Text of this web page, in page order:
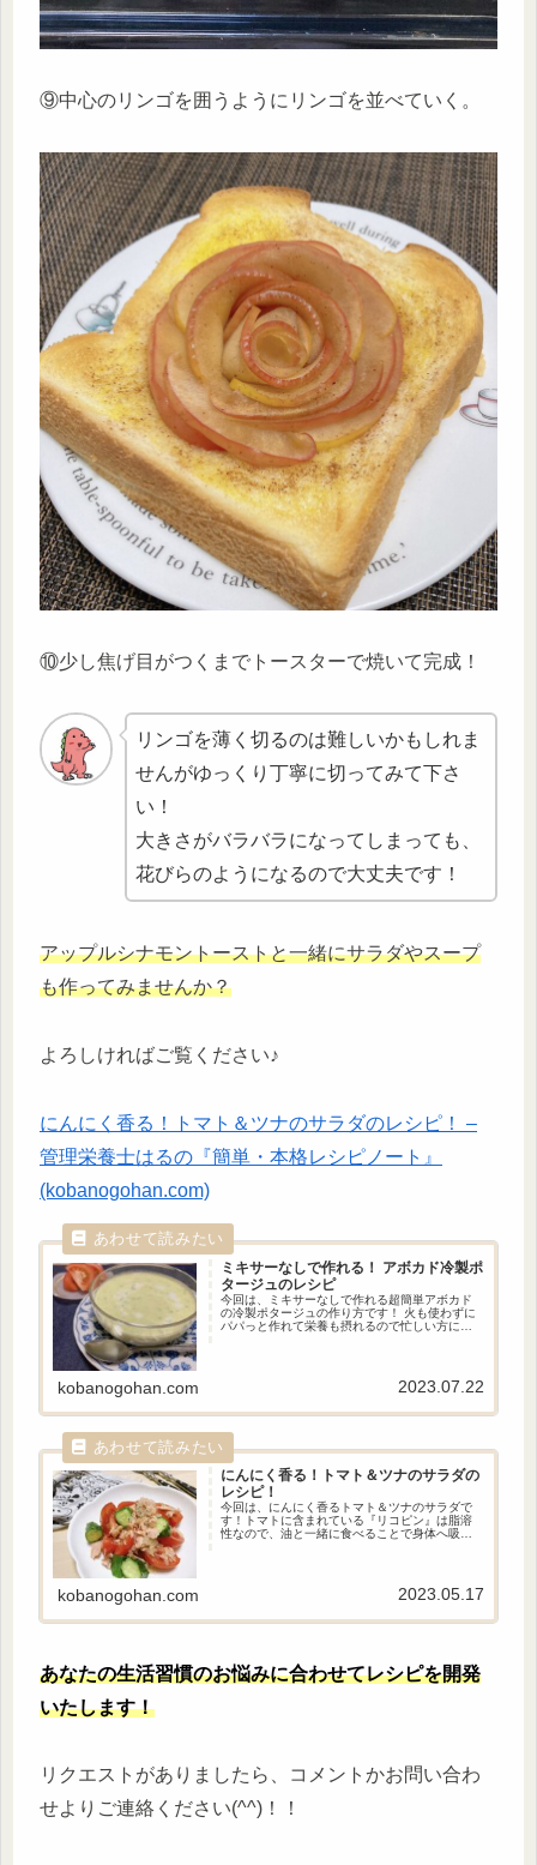
⑨中心のリンゴを囲うようにリンゴを並べていく。
⑩少し焦げ目がつくまでトースターで焼いて完成！
リンゴを薄く切るのは難しいかもしれま
せんがゆっくり丁寧に切ってみて下さ
い！
大きさがバラバラになってしまっても、
花びらのようになるので大丈夫です！
アップルシナモントーストと一緒にサラダやスープ
も作ってみませんか？
よろしければご覧ください♪
にんにく香る！トマト＆ツナのサラダのレシピ！ –
管理栄養士はるの『簡単・本格レシピノート』
(kobanogohan.com)
ミキサーなしで作れる！
アボカド冷製ポ
タージュのレシピ
今回は、ミキサーなしで作れる超簡単アボカド
の冷製ポタージュの作り方です！ 火も使わずに
パパっと作れて栄養も摂れるので忙しい方にピ
kobanogohan.com 2023.07.22
にんにく香る！
トマト＆ツナのサラダの
レシピ！
今回は、にんにく香るトマト＆ツナのサラダで
す！トマトに含まれている『リコピン』は脂溶
性なので、油と一緒に食べることで身体へ吸収
ツナ缶がノンオイルの場合はごま油を入れて下
kobanogohan.com 2023.05.17
あなたの生活習慣のお悩みに合わせてレシピを開発
いたします！
リクエストがありましたら、コメントかお問い合わ
せよりご連絡ください(^^)！！